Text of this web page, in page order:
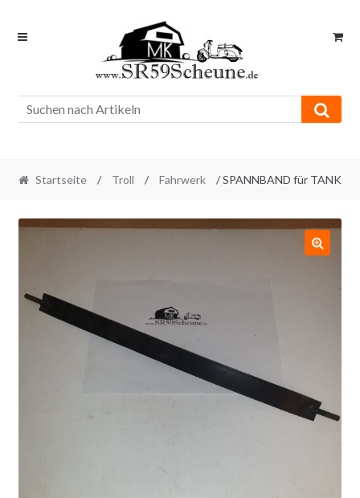
Skip
Skip
Startseite / Troll / Fahrwerk / SPANNBAND für TANK